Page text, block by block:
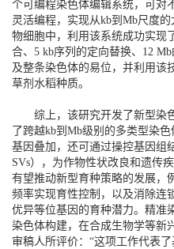
个可编程染色体编辑系统，可对
灵活编程，实现从kb到Mb尺度
物细胞中，利用该系统成功实现
合、5 kb序列的定向替换、12
及整条染色体的易位，并利用该
草剂水稻种质。
综上，该研究开发了新型染色
了跨越kb到Mb级别的多类型染
基因叠加，还可通过操控基因组
SVs），为作物性状改良和遗传
有望推动新型育种策略的发展，
频率实现育性控制，以及消除连
优异等位基因的育种潜力。精准
染色体构建，在合成生物学等新
审稿人所评价：“这项工作代表